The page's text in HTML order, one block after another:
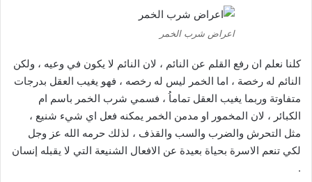
اعراض شرب الخمر
كلنا نعلم ان رفع القلم عن النائم ، لان النائم لا يكون في وعيه ، ولكن
النائم له رخصة ، اما الخمر ليس له رخصه ، فهو يغيب العقل بدرجات
متفاوتة وربما يغيب العقل تماماُ ، فسمي شرب الخمر باسم ام
الكبائر ، لان المخمور او مدمن الخمر يمكنه فعل اي شيء شنيع ،
مثل التحرش والضرب والسب والقذف ، لذلك حرمه الله عز وجل
لكي تنعم الاسرة بحياة بعيدة عن الافعال الشنيعة التي لا يقبله إنسان
.